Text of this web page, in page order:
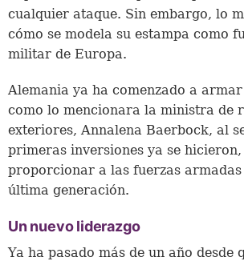
cualquier ataque. Sin embargo, lo
cómo se modela su estampa como
militar de Europa.
Alemania ya ha comenzado a
como lo mencionara la ministra de
exteriores, Annalena Baerbock, al
primeras inversiones ya se
proporcionar a las fuerzas armadas
última generación.
Un nuevo liderazgo
Ya ha pasado más de un año desde